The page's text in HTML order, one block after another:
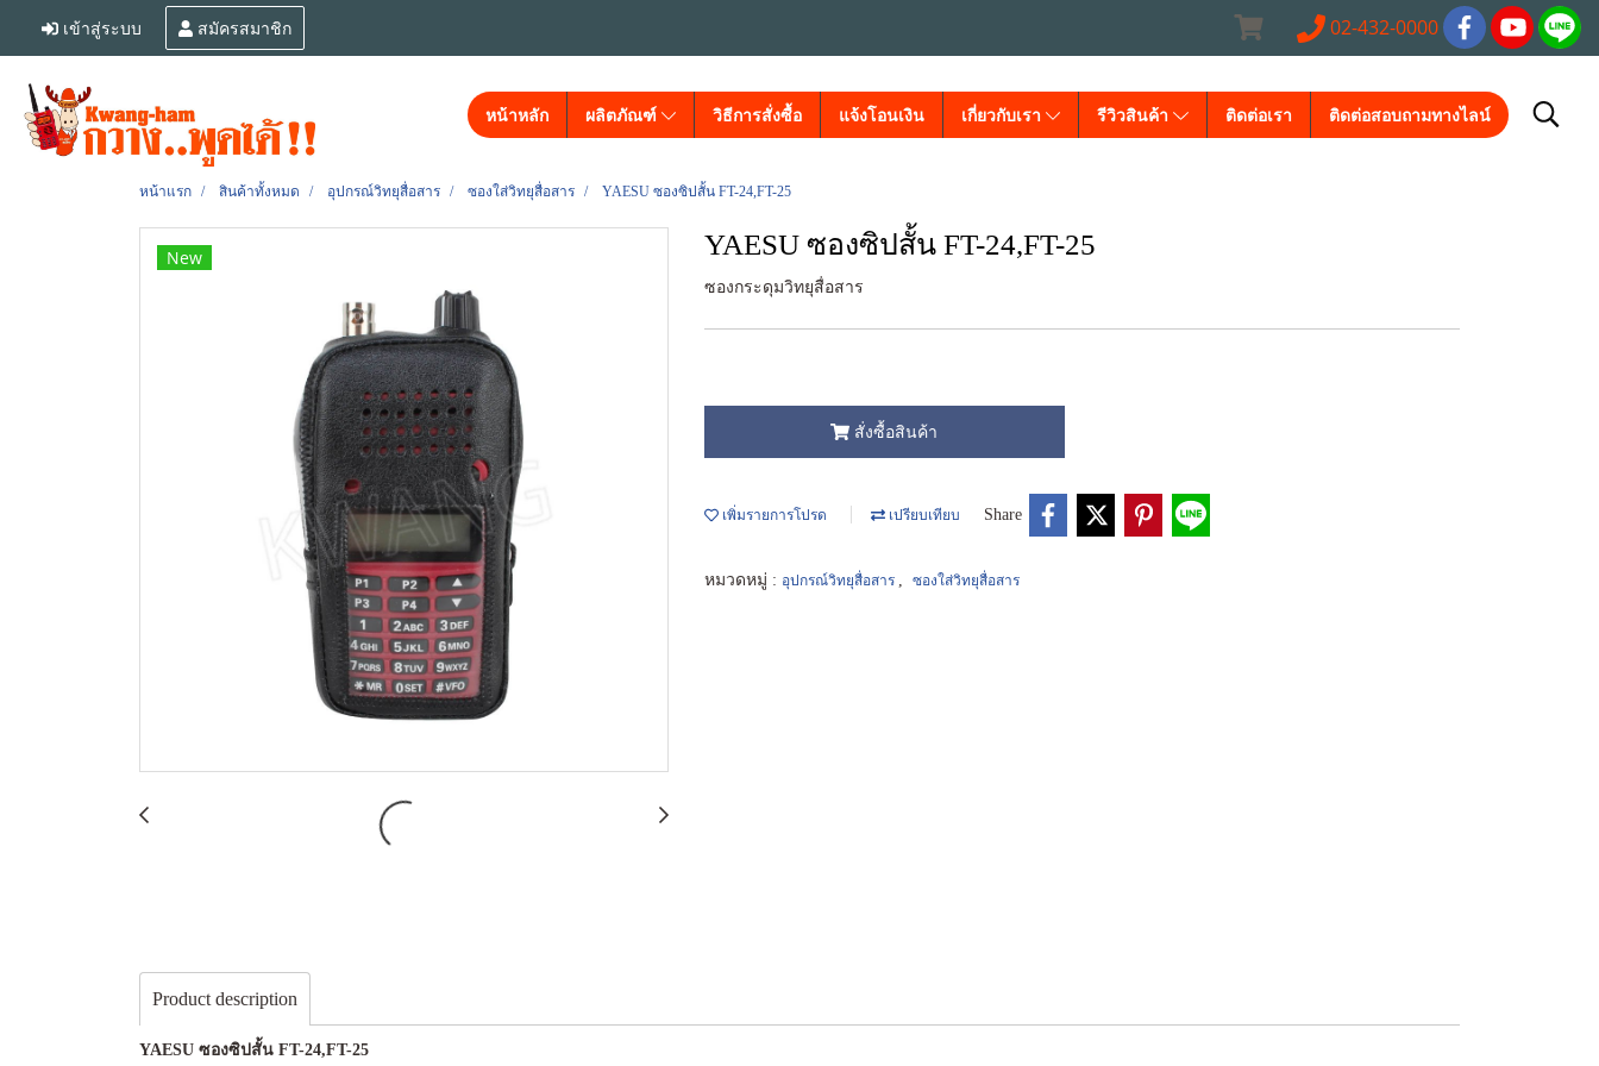
เข้าสู่ระบบ สมัครสมาชิก 02-432-0000
หน้าหลัก ผลิตภัณฑ์ วิธีการสั่งซื้อ แจ้งโอนเงิน เกี่ยวกับเรา รีวิวสินค้า ติดต่อเรา ติดต่อสอบถามทางไลน์
หน้าแรก สินค้าทั้งหมด อุปกรณ์วิทยุสื่อสาร ซองใส่วิทยุสื่อสาร YAESU ซองซิปสั้น FT-24,FT-25
New YAESU ซองซิปสั้น FT-24,FT-25
ซองกระดุมวิทยุสื่อสาร
สั่งซื้อสินค้า
เพิ่มรายการโปรด เปรียบเทียบ Share
หมวดหมู่ : อุปกรณ์วิทยุสื่อสาร ซองใส่วิทยุสื่อสาร
Product description
YAESU ซองซิปสั้น FT-24,FT-25